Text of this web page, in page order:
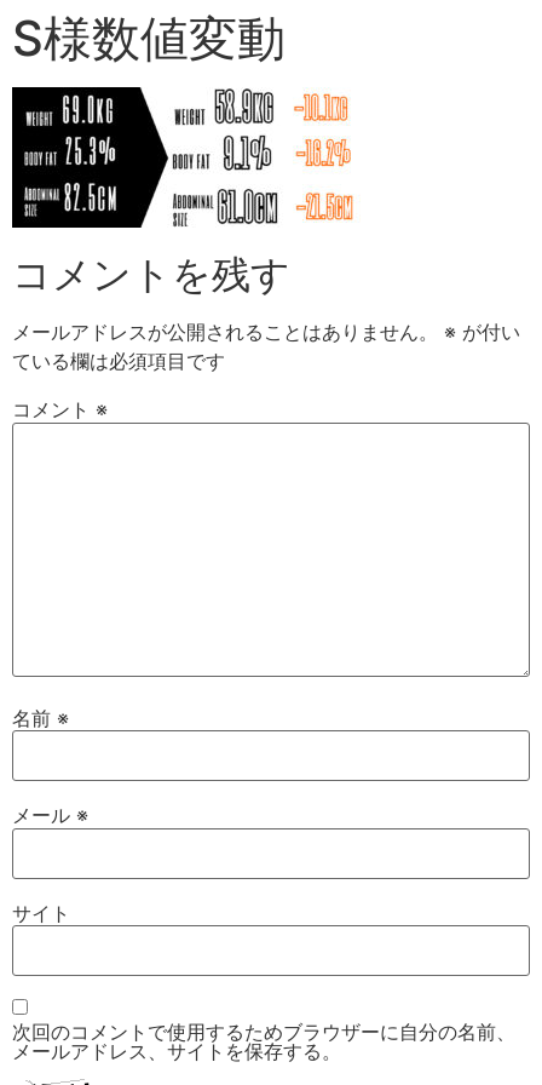
S様数値変動
コメントを残す
メールアドレスが公開されることはありません。 ※ が付い
ている欄は必須項目です
コメント ※
名前 ※
メール ※
サイト
次回のコメントで使用するためブラウザーに自分の名前、
メールアドレス、サイトを保存する。